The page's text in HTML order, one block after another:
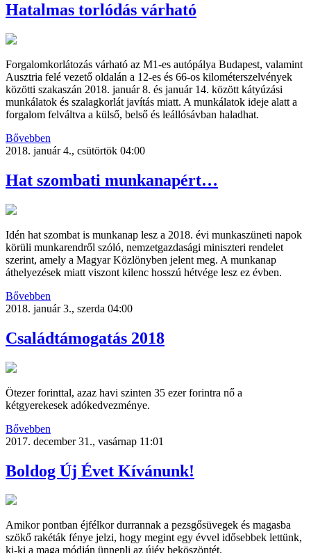
Hatalmas torlódás várható
Forgalomkorlátozás várható az M1-es autópálya Budapest, valamint
Ausztria felé vezető oldalán a 12-es és 66-os kilométerszelvények
közötti szakaszán 2018. január 8. és január 14. között kátyúzási
munkálatok és szalagkorlát javítás miatt. A munkálatok ideje alatt a
forgalom felváltva a külső, belső és leállósávban haladhat.
Bővebben
2018. január 4., csütörtök 04:00
Hat szombati munkanapért…
Idén hat szombat is munkanap lesz a 2018. évi munkaszüneti napok
körüli munkarendről szóló, nemzetgazdasági miniszteri rendelet
szerint, amely a Magyar Közlönyben jelent meg. A munkanap
áthelyezések miatt viszont kilenc hosszú hétvége lesz ez évben.
Bővebben
2018. január 3., szerda 04:00
Családtámogatás 2018
Ötezer forinttal, azaz havi szinten 35 ezer forintra nő a
kétgyerekesek adókedvezménye.
Bővebben
2017. december 31., vasárnap 11:01
Boldog Új Évet Kívánunk!
Amikor pontban éjfélkor durrannak a pezsgősüvegek és magasba
szökő rakéták fénye jelzi, hogy megint egy évvel idősebbek lettünk,
ki-ki a maga módján ünnepli az újév beköszöntét.